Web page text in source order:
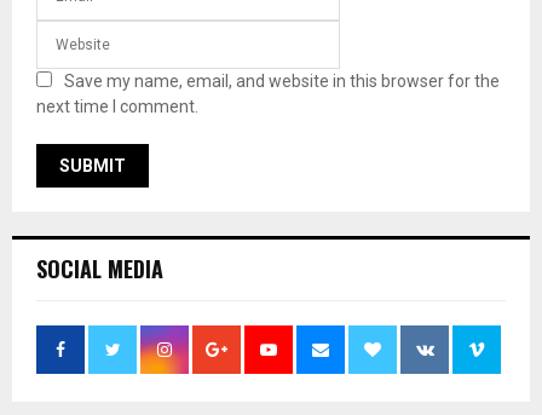
Save my name, email, and website in this browser for the
next time I comment.
SOCIAL MEDIA